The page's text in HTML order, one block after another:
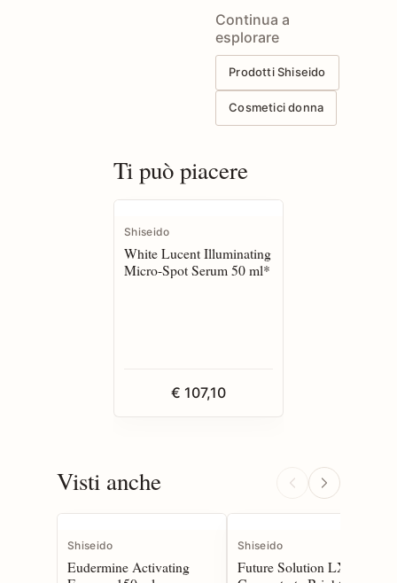
Continua a
esplorare
Prodotti Shiseido
Cosmetici donna
Ti può piacere
Shiseido
White Lucent Illuminating
Micro-Spot Serum 50 ml*
€ 107,10
Visti anche
Shiseido
Eudermine Activating
Shiseido
Future Solution LX